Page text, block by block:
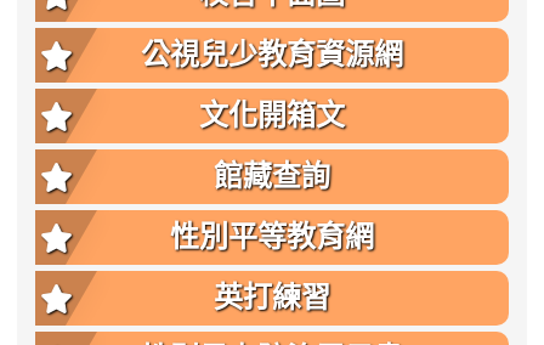
公視兒少教育資源網
文化開箱文
館藏查詢
性別平等教育網
英打練習